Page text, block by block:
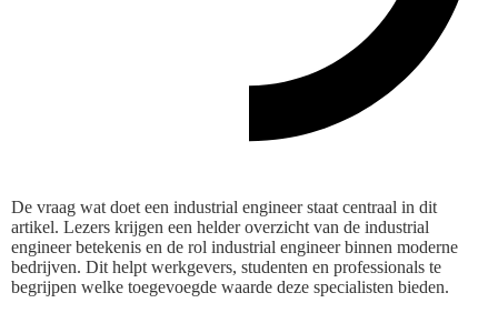
De vraag wat doet een industrial engineer staat centraal in dit
artikel. Lezers krijgen een helder overzicht van de industrial
engineer betekenis en de rol industrial engineer binnen moderne
bedrijven. Dit helpt werkgevers, studenten en professionals te
begrijpen welke toegevoegde waarde deze specialisten bieden.